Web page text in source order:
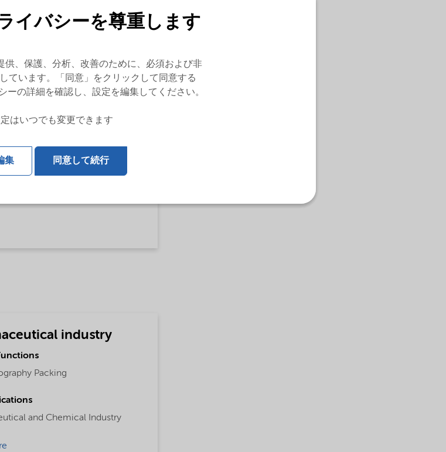
industry
Packing
and Chemical Industry
イバシーを尊重します
供、保護、分析、改善のために、必須および非
ています。「同意」をクリックして同意する
ーの詳細を確認し、設定を編集してください。
はいつでも変更できます
集 同意して続行